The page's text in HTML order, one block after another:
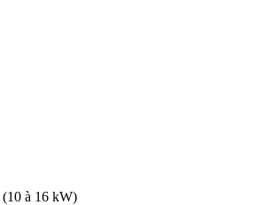
(10 à 16 kW)